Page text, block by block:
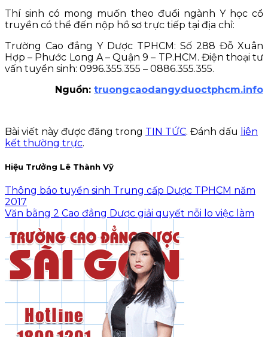
Thí sinh có mong muốn theo đuổi ngành Y học cổ
truyền có thể đến nộp hồ sơ trực tiếp tại địa chỉ:
Trường Cao đẳng Y Dược TPHCM: Số 288 Đỗ Xuân
Hợp – Phước Long A – Quận 9 – TP.HCM. Điện thoại tư
vấn tuyển sinh: 0996.355.355 – 0886.355.355.
Nguồn: truongcaodangyduoctphcm.info
Bài viết này được đăng trong TIN TỨC. Đánh dấu liên
kết thường trực.
Hiệu Trưởng Lê Thành Vỹ
Thông báo tuyển sinh Trung cấp Dược TPHCM năm
2017
Văn bằng 2 Cao đẳng Dược giải quyết nỗi lo việc làm